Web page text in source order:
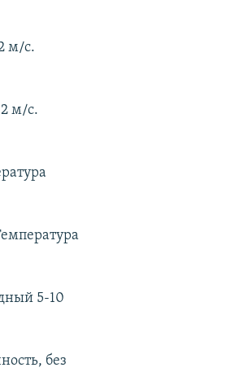
м/с.
м/с.
5-10
без